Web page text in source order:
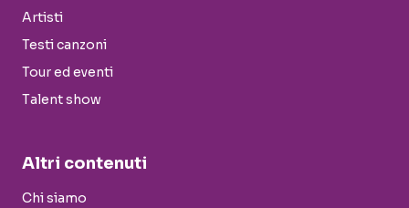
Artisti
Testi canzoni
Tour ed eventi
Talent show
Altri contenuti
Chi siamo